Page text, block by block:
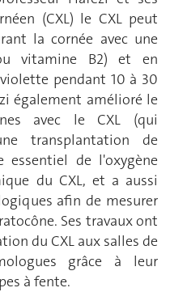
(CXL) le CXL peut
la cornée avec une
vitamine B2) et en
pendant 10 à 30
également amélioré le
avec le CXL (qui
transplantation de
essentiel de l'oxygène
du CXL, et a aussi
afin de mesurer
Ses travaux ont
du CXL aux salles de
grâce à leur
à fente.